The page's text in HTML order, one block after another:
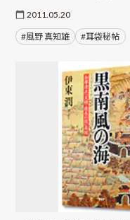
2011.05.20
#風野 真知雄 #耳袋秘帖